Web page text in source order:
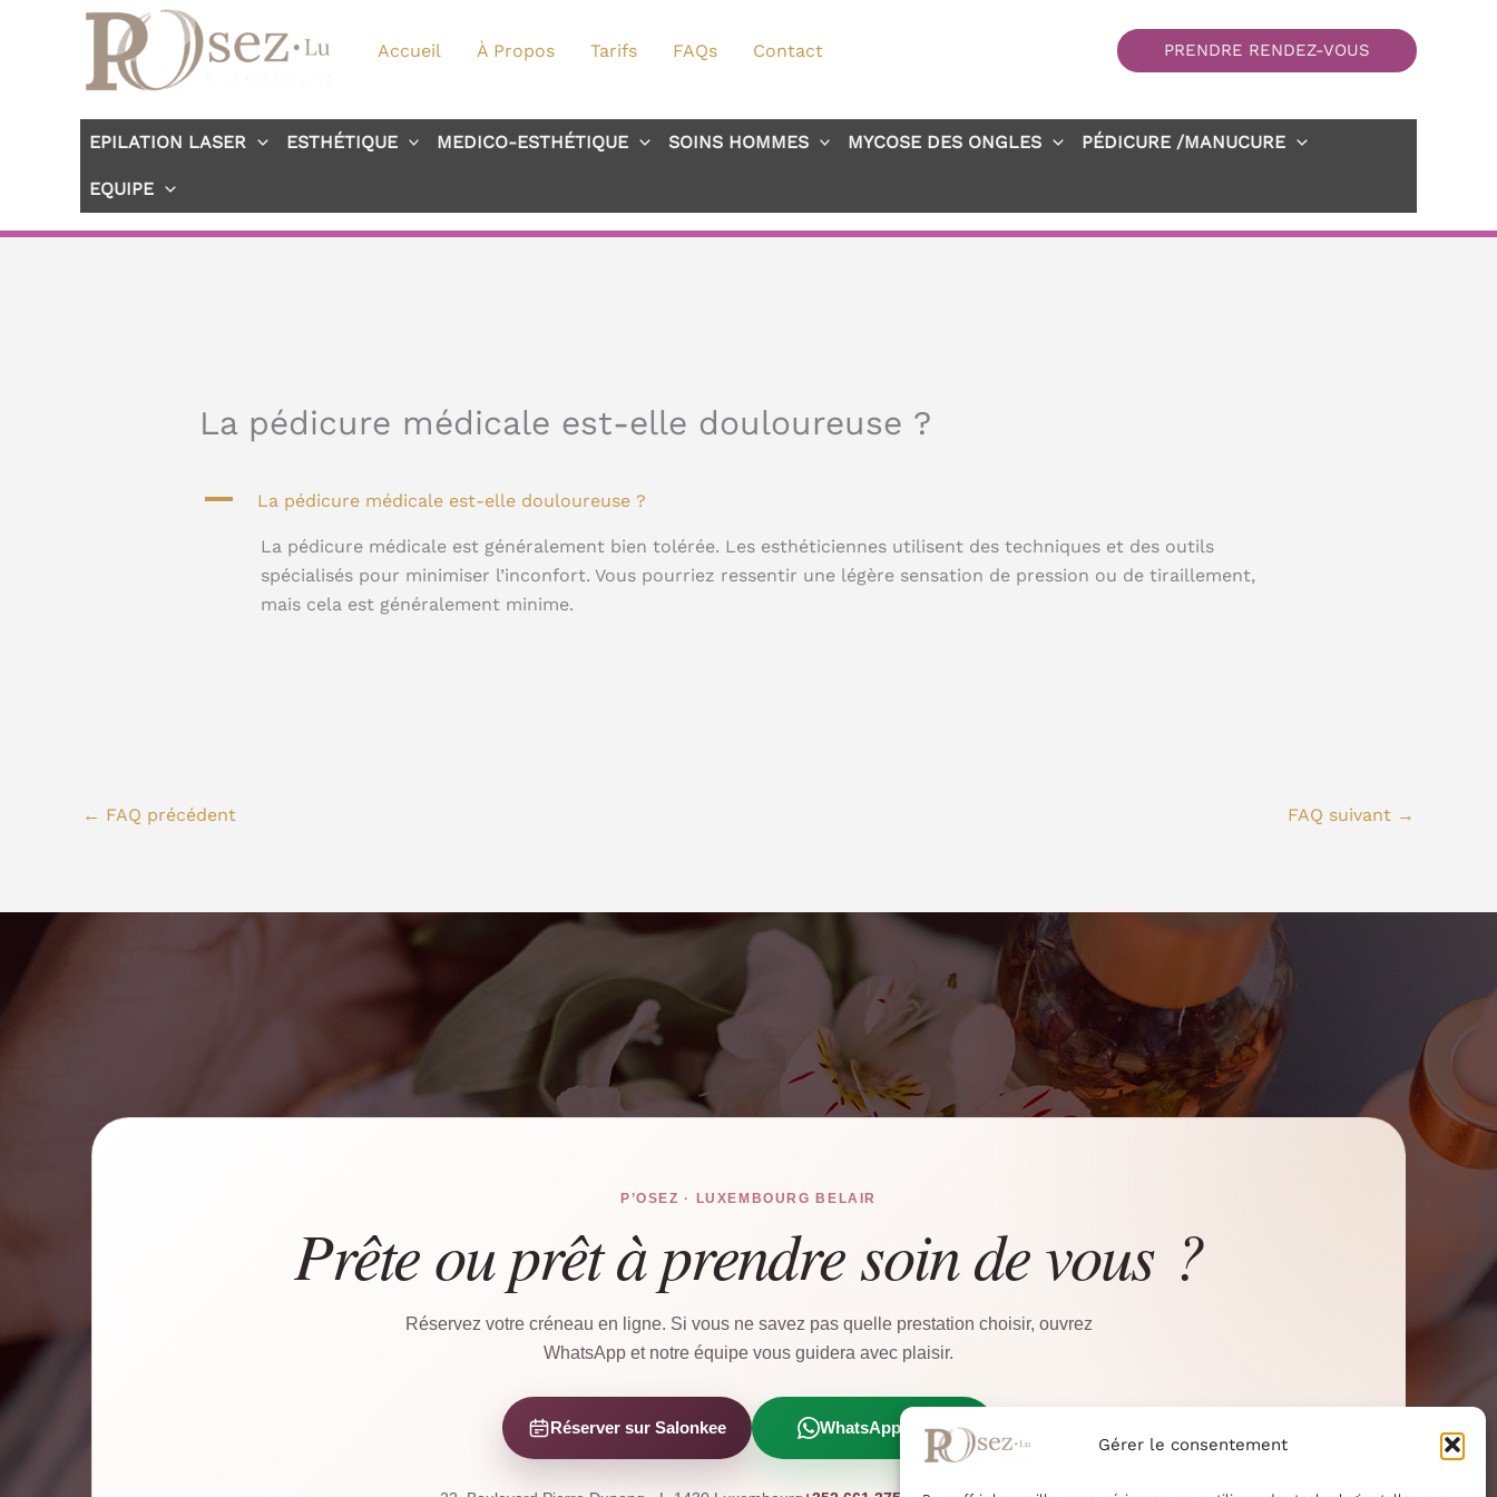
Gérer le consentement
Accueil À Propos Tarifs FAQs Contact PRENDRE RENDEZ-VOUS
EPILATION LASER ESTHÉTIQUE MEDICO-ESTHÉTIQUE SOINS HOMMES MYCOSE DES ONGLES PÉDICURE /MANUCURE
EQUIPE
La pédicure médicale est-elle douloureuse ?
A La pédicure médicale est-elle douloureuse ?
La pédicure médicale est généralement bien tolérée. Les esthéticiennes utilisent des techniques et des outils
spécialisés pour minimiser l’inconfort. Vous pourriez ressentir une légère sensation de pression ou de tiraillement,
mais cela est généralement minime.
← FAQ précédent FAQ suivant →
P’OSEZ · LUXEMBOURG BELAIR
Prête ou prêt à prendre soin de vous ?
Réservez votre créneau en ligne. Si vous ne savez pas quelle prestation choisir, ouvrez
WhatsApp et notre équipe vous guidera avec plaisir.
Réserver sur Salonkee WhatsApp direct